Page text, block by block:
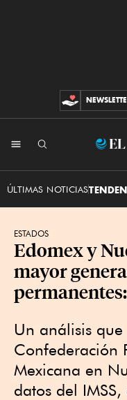
ÚLTIMAS NOTICIAS
ESTADOS
Edomex y
mayor
Un análisis
Confederación
Mexicana en
datos del